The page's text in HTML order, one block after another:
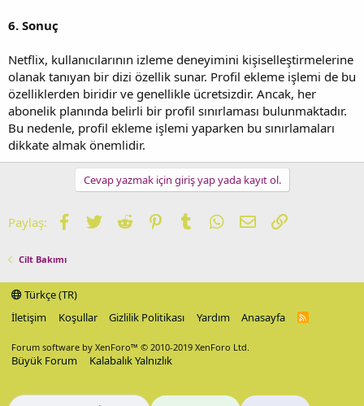
6. Sonuç
Netflix, kullanıcılarının izleme deneyimini kişiselleştirmelerine
olanak tanıyan bir dizi özellik sunar. Profil ekleme işlemi de bu
özelliklerden biridir ve genellikle ücretsizdir. Ancak, her
abonelik planında belirli bir profil sınırlaması bulunmaktadır.
Bu nedenle, profil ekleme işlemi yaparken bu sınırlamaları
dikkate almak önemlidir.
Cevap yazmak için giriş yap yada kayıt ol.
Paylaş: Facebook
TwitterReddit PinterestTumblrWhatsApp
E-postaLink
Cilt Bakımı
Türkçe (TR)
İletişim
Koşullar Gizlilik Politikası Yardım Anasayfa
R
Forum software by XenForo™ © 2010-2019 XenForo Ltd.
Büyük Forum Kalabalık Yalnızlık